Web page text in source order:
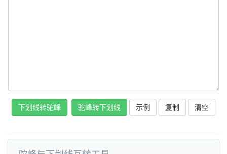
下划线转驼峰 驼峰转下划线 示例 复制 清空